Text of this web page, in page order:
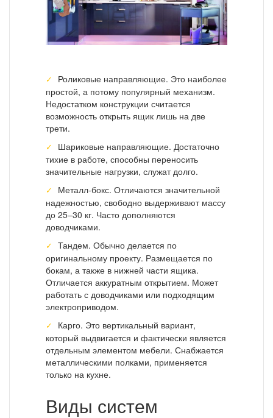
Роликовые направляющие. Это наиболее
простой, а потому популярный механизм.
Недостатком конструкции считается
возможность открыть ящик лишь на две
трети.
Шариковые направляющие. Достаточно
тихие в работе, способны переносить
значительные нагрузки, служат долго.
Металл-бокс. Отличаются значительной
надежностью, свободно выдерживают массу
до 25–30 кг. Часто дополняются
доводчиками.
Тандем. Обычно делается по
оригинальному проекту. Размещается по
бокам, а также в нижней части ящика.
Отличается аккуратным открытием. Может
работать с доводчиками или подходящим
электроприводом.
Карго. Это вертикальный вариант,
который выдвигается и фактически является
отдельным элементом мебели. Снабжается
металлическими полками, применяется
только на кухне.
Виды систем